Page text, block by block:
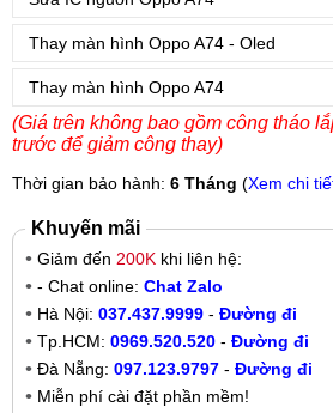
Thay màn hình Oppo A74 - Oled
Thay màn hình Oppo A74
(Giá trên không bao gồm công tháo
trước để giảm công thay)
Thời gian bảo hành: 6 Tháng (Xem chi
Khuyến mãi
Giảm đến 200K khi liên hệ:
- Chat online: Chat Zalo
Hà Nội: 037.437.9999 - Đường đi
Tp.HCM: 0969.520.520 - Đường đi
Đà Nẵng: 097.123.9797 - Đường đi
Miễn phí cài đặt phần mềm!